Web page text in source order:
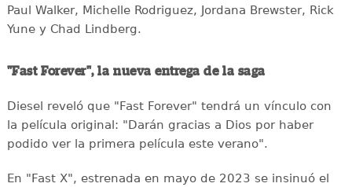
Paul Walker, Michelle Rodriguez, Jordana Brewster, Rick
Yune y Chad Lindberg.
"Fast Forever", la nueva entrega de la saga
Diesel reveló que "Fast Forever" tendrá un vínculo con
la película original: "Darán gracias a Dios por haber
podido ver la primera película este verano".
En "Fast X", estrenada en mayo de 2023 se insinuó el